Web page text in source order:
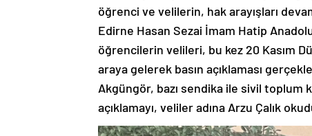
öğrenci ve velilerin, hak arayışları
Edirne Hasan Sezai İmam Hatip
öğrencilerin velileri, bu kez 20 Kasım
araya gelerek basın açıklaması
Akgüngör, bazı sendika ile sivil
açıklamayı, veliler adına Arzu Çalık